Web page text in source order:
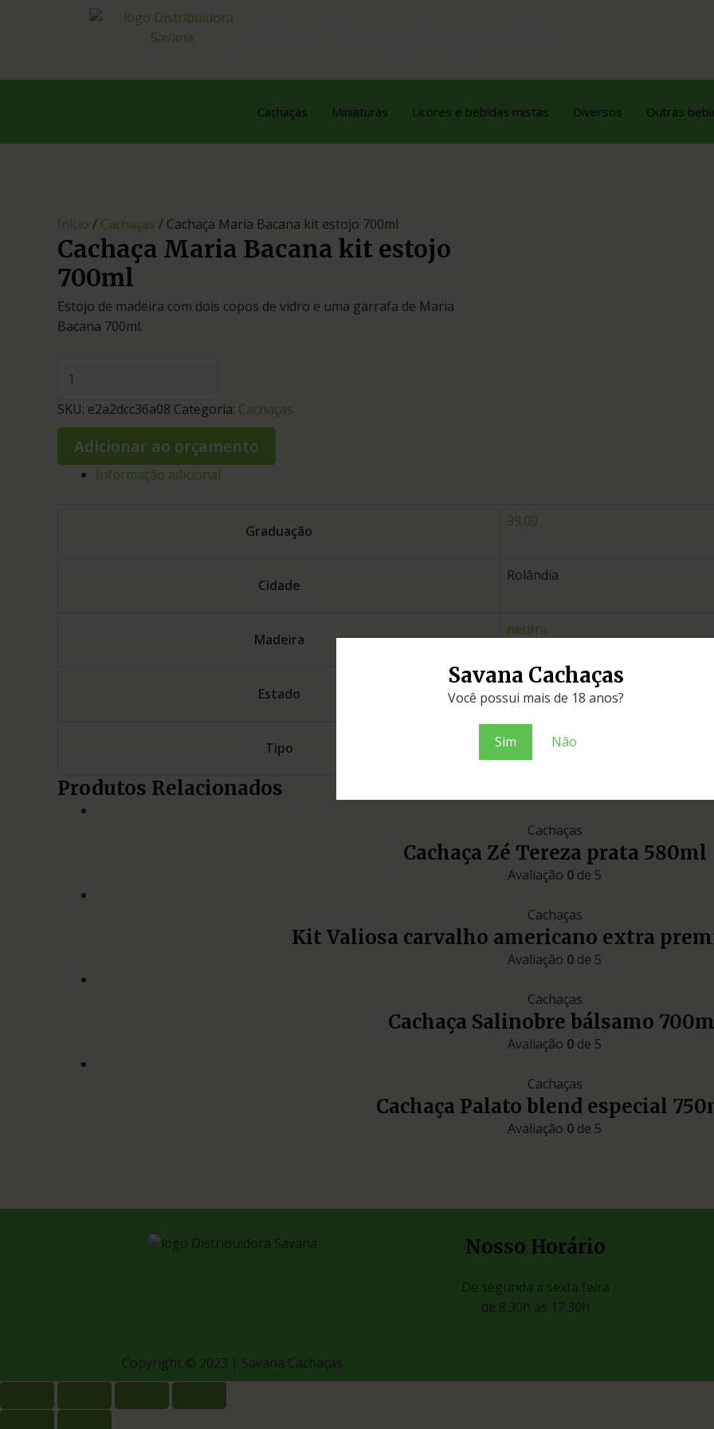
Savana Cachaças
Você possui mais de 18 anos?
Sim Não
Cachaças Miniaturas Licores e bebidas mistas Diversos Outras
Início / Cachaças / Cachaça Maria Bacana kit estojo 700ml
Cachaça Maria Bacana kit estojo
700ml
Estojo de madeira com dois copos de vidro e uma garrafa de Maria
Bacana 700ml.
SKU: e2a2dcc36a08 Categoria: Cachaças
Adicionar ao orçamento
Informação adicional
Graduação
39.00
Cidade
Rolândia
Madeira
neutra
Estado
Paraná
Tipo
Estojos e Kits
Produtos Relacionados
Cachaças
Cachaça Zé Tereza prata 580ml
Avaliação 0 de 5
Cachaças
Kit Valiosa carvalho americano extra
Avaliação 0 de 5
Cachaças
Cachaça Salinobre bálsamo
Avaliação 0 de 5
Cachaças
Cachaça Palato blend especial
Avaliação 0 de 5
Nosso Horário
De segunda a sexta feira
de 8:30h às 17:30h
Copyright © 2023 | Savana Cachaças